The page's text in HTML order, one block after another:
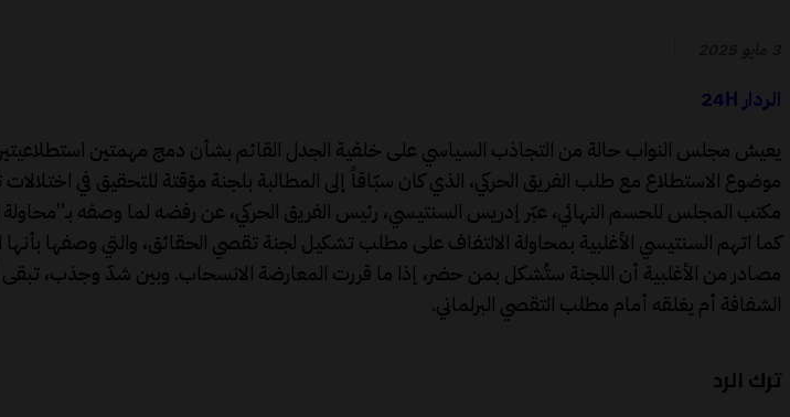
الردار 24H
يعيش مجلس النواب حالة من التجاذب السياسي على خلفية الجدل القائم بشأن دمج مهمتين استطلاعيتين
موضوع الاستطلاع مع طلب الفريق الحركي، الذي كان سبّاقاً إلى المطالبة بلجنة مؤقتة للتحقيق في اختلالات
مكتب المجلس للحسم النهائي، عبّر إدريس السنتيسي، رئيس الفريق الحركي، عن رفضه لما وصفه بـ”محاولة
كما اتهم السنتيسي الأغلبية بمحاولة الالتفاف على مطلب تشكيل لجنة تقصي الحقائق، والتي وصفها
مصادر من الأغلبية أن اللجنة ستُشكل بمن حضر، إذا ما قررت المعارضة الانسحاب. وبين شدّ وجذب،
الشفافة أم يغلقه أمام مطلب التقصي البرلماني.
ترك الرد